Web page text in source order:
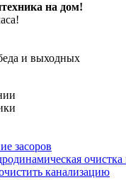
на дом!
и выходных
засоров
очистка
канализацию